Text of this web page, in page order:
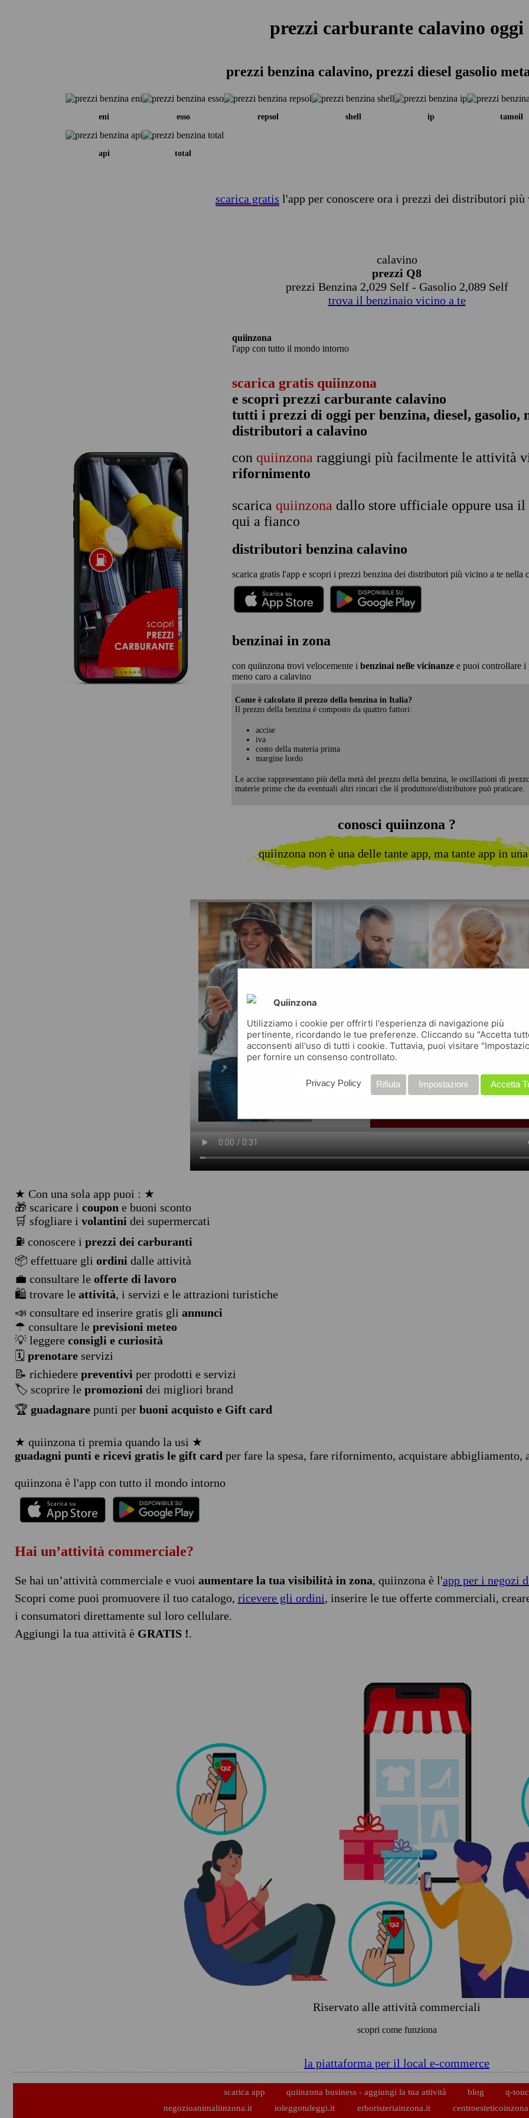
prezzi carburante calavino oggi
prezzi benzina calavino, prezzi diesel gasolio
eni esso repsol shell ip tamoil
api total
scarica gratis l'app per conoscere ora i prezzi dei distributori più
calavino
prezzi Q8
prezzi Benzina 2,029 Self - Gasolio 2,089 Self
trova il benzinaio vicino a te
quiinzona
l'app con tutto il mondo intorno
scarica gratis quiinzona
e scopri prezzi carburante calavino
tutti i prezzi di oggi per benzina, diesel, gasolio,
distributori a calavino
con quiinzona raggiungi più facilmente le attività
rifornimento
scarica quiinzona dallo store ufficiale oppure usa il
qui a fianco
distributori benzina calavino
scarica gratis l'app e scopri i prezzi benzina dei distributori più vicino a te nella
benzinai in zona
con quiinzona trovi velocemente i benzinai nelle vicinanze e puoi controllare i
meno caro a calavino
Come è calcolato il prezzo della benzina in Italia?
Il prezzo della benzina è composto da quattro fattori:
accise
iva
costo della materia prima
margine lordo
Le accise rappresentano più della metà del prezzo della benzina, le oscillazioni di
materie prime che da eventuali altri rincari che il produttore/distributore può praticare.
conosci quiinzona ?
quiinzona non è una delle tante app, ma tante app in
★ Con una sola app puoi : ★
🎁 scaricare i coupon e buoni sconto
🛒 sfogliare i volantini dei supermercati
⛽ conoscere i prezzi dei carburanti
📦 effettuare gli ordini dalle attività
💼 consultare le offerte di lavoro
🛍️ trovare le attività, i servizi e le attrazioni turistiche
📣 consultare ed inserire gratis gli annunci
☂ consultare le previsioni meteo
💡 leggere consigli e curiosità
🗓️ prenotareservizi
📝 richiedere preventivi per prodotti e servizi
🏷️ scoprire le promozioni dei migliori brand
🏆 guadagnarepunti per buoni acquisto e Gift card
★ quiinzona ti premia quando la usi ★
guadagni punti e ricevi gratis le gift card per fare la spesa, fare rifornimento, acquistare abbigliamento,
quiinzona è l'app con tutto il mondo intorno
Hai un’attività commerciale?
Se hai un’attività commerciale e vuoi aumentare la tua visibilità in zona, quiinzona è l'app per i negozi
Scopri come puoi promuovere il tuo catalogo, ricevere gli ordini, inserire le tue offerte commerciali,
i consumatori direttamente sul loro cellulare.
Aggiungi la tua attività è GRATIS !.
Riservato alle attività commerciali
scopri come funziona
la piattaforma per il local e-commerce
scarica app quiinzona business - aggiungi la tua attività blog
q-
negozioanimaliinzona.it
ioleggotuleggi.it erboristeriainzona.it
Quiinzona
Utilizziamo i cookie per offrirti l'esperienza di navigazione più
pertinente, ricordando le tue preferenze. Cliccando su "Accetta
acconsenti all'uso di tutti i cookie. Tuttavia, puoi visitare
per fornire un consenso controllato.
Accetta
Impostazioni
Rifiuta
Privacy Policy